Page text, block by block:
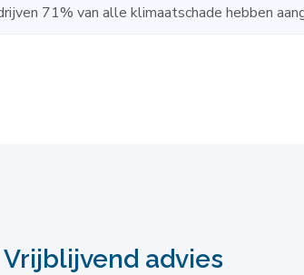
71% van alle klimaatschade hebben
Vrijblijvend advies